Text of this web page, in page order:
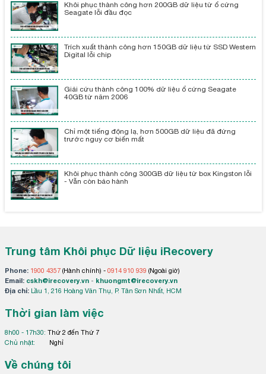
Khôi phục thành công hơn 200GB dữ liệu từ ổ cứng
Seagate lỗi đầu đọc
Trích xuất thành công hơn 150GB dữ liệu từ SSD Western
Digital lỗi chip
Giải cứu thành công 100% dữ liệu ổ cứng Seagate
40GB từ năm 2006
Chỉ một tiếng động lạ, hơn 500GB dữ liệu đã đứng
trước nguy cơ biến mất
Khôi phục thành công 300GB dữ liệu từ box Kingston lỗi
- Vẫn còn bảo hành
Trung tâm Khôi phục Dữ liệu iRecovery
Phone: 1900 4357(Hành chính) - 0914 910 939 (Ngoài giờ)
Email: cskh@irecovery.vn- khuongmt@irecovery.vn
Địa chỉ:
Lầu 1, 216 Hoàng Văn Thụ, P. Tân Sơn Nhất, HCM
Thời gian làm việc
8h00 - 17h30: Thứ 2 đến Thứ 7
Chủ nhật:
Nghỉ
Về chúng tôi